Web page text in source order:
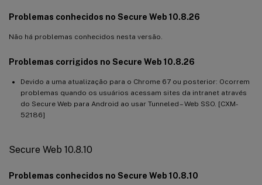
Problemas conhecidos no Secure Web 10.8.26
Não há problemas conhecidos nesta versão.
Problemas corrigidos no Secure Web 10.8.26
Devido a uma atualização para o Chrome 67 ou posterior: Ocorrem
problemas quando os usuários acessam sites da intranet através
do Secure Web para Android ao usar Tunneled – Web SSO. [CXM-
52186]
Secure Web 10.8.10
Problemas conhecidos no Secure Web 10.8.10